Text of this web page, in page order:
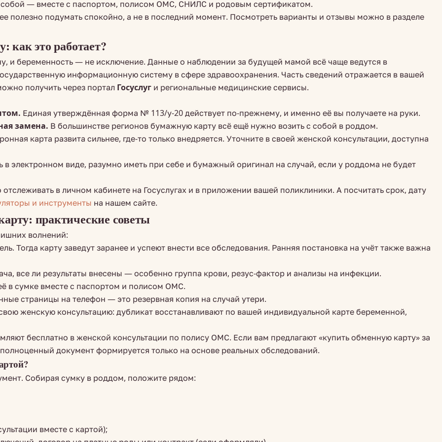
собой — вместе с паспортом, полисом ОМС, СНИЛС и родовым сертификатом.
полезно подумать спокойно, а не в последний момент. Посмотреть варианты и отзывы можно в разделе
как это работает?
и беременность — не исключение. Данные о наблюдении за будущей мамой всё чаще ведутся в
информационную систему в сфере здравоохранения. Часть сведений отражается в вашей
получить через портал Госуслуг и региональные медицинские сервисы.
Единая утверждённая форма № 113/у-20 действует по-прежнему, и именно её вы получаете на руки.
замена. В большинстве регионов бумажную карту всё ещё нужно возить с собой в роддом.
карта развита сильнее, где-то только внедряется. Уточните в своей женской консультации, доступна
электронном виде, разумно иметь при себе и бумажный оригинал на случай, если у роддома не будет
в личном кабинете на Госуслугах и в приложении вашей поликлиники. А посчитать срок, дату
и инструменты на нашем сайте.
практические советы
волнений:
Тогда карту заведут заранее и успеют внести все обследования. Ранняя постановка на учёт также важна
все ли результаты внесены — особенно группа крови, резус-фактор и анализы на инфекции.
в сумке вместе с паспортом и полисом ОМС.
страницы на телефон — это резервная копия на случай утери.
женскую консультацию: дубликат восстанавливают по вашей индивидуальной карте беременной,
бесплатно в женской консультации по полису ОМС. Если вам предлагают «купить обменную карту» за
документ формируется только на основе реальных обследований.
Собирая сумку в роддом, положите рядом:
вместе с картой);